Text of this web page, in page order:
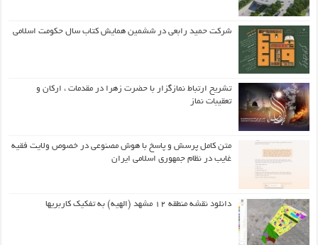
شرکت حمید رابعی در ششمین همایش کتاب سال حکومت اسلامی
تشریح ارتباط نمازگزار با حضرت زهرا در مقدمات ، ارکان و
تعقیبات نماز
متن کامل پرسش و پاسخ با هوش مصنوعی در خصوص ولایت فقیه
غایب در نظام جمهوری اسلامی ایران
دانلود نقشه منطقه ۱۲ مشهد (الهیه) به تفکیک کاربریها